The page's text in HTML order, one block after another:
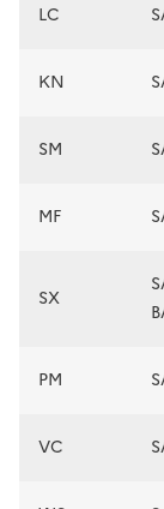
LC
KN
SM
MF
SX
PM
VC